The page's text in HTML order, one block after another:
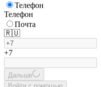
Телефон
Телефон
Почта
🇷🇺
+7
Дальше